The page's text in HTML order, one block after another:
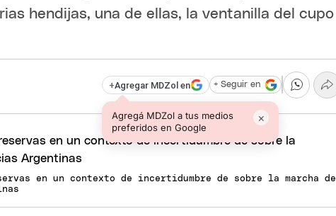
hendijas, una de ellas, la ventanilla del cupo
+Agregar MDZol en
Agregá MDZol a tus medios
preferidos en Google
×
+ Seguir en
en un contexto de incertidumbre de sobre la marcha de